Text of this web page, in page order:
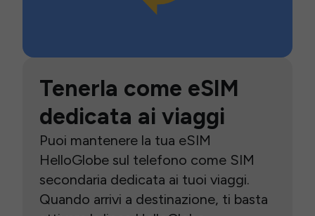
Tenerla come eSIM
dedicata ai viaggi
Puoi mantenere la tua eSIM
HelloGlobe sul telefono come SIM
secondaria dedicata ai tuoi viaggi.
Quando arrivi a destinazione, ti basta